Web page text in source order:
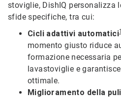
stoviglie, DishIQ personalizza
sfide specifiche, tra cui:
Cicli adattivi automatici1
momento giusto riduce
formazione necessaria
lavastoviglie e
ottimale.
Miglioramento della